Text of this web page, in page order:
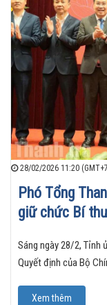
28/02/2026 11:20
Phó Tổng
giữ chức Bí
Sáng ngày 28/2, Tỉnh
Quyết định của Bộ
Xem thêm